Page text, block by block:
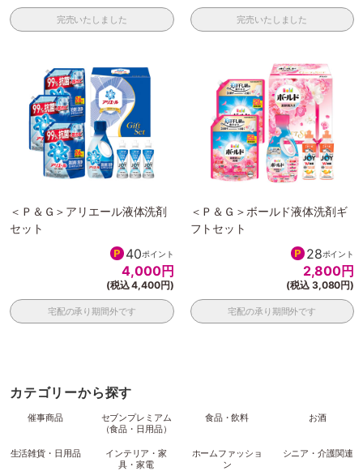
完売いたしました 完売いたしました
＜Ｐ＆Ｇ＞アリエール液体洗剤
セット
40ポイント
4,000円
(税込 4,400円)
宅配の承り期間外です
＜Ｐ＆Ｇ＞ボールド液体洗剤ギ
フトセット
28ポイント
2,800円
(税込 3,080円)
宅配の承り期間外です
カテゴリーから探す
催事商品
セブンプレミアム
（食品・日用品）
食品・飲料 お酒
生活雑貨・日用品
インテリア・家
具・家電
ホームファッショ
ン
シニア・介護関連